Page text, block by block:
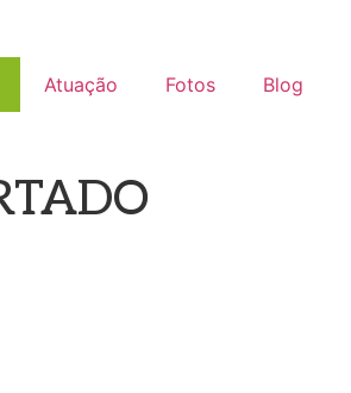
Atuação Fotos Blog